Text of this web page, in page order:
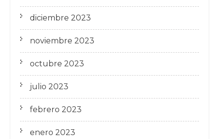
diciembre 2023
noviembre 2023
octubre 2023
julio 2023
febrero 2023
enero 2023